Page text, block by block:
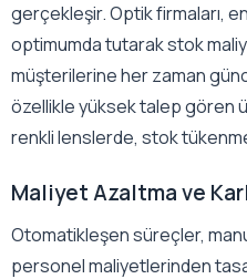
gerçekleşir. Optik firmaları,
optimumda tutarak stok
müşterilerine her zaman
özellikle yüksek talep gören
renkli lenslerde, stok
Maliyet Azaltma ve
Otomatikleşen süreçler,
personel maliyetlerinden